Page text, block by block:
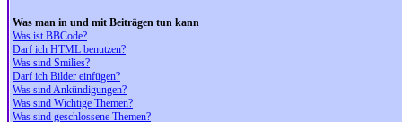
Was man in und mit Beiträgen tun kann
Was ist BBCode?
Darf ich HTML benutzen?
Was sind Smilies?
Darf ich Bilder einfügen?
Was sind Ankündigungen?
Was sind Wichtige Themen?
Was sind geschlossene Themen?